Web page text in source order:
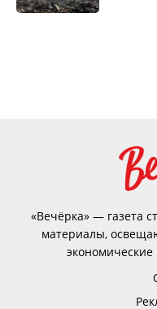
«Вечёрка» — газета
материалы,
экономические